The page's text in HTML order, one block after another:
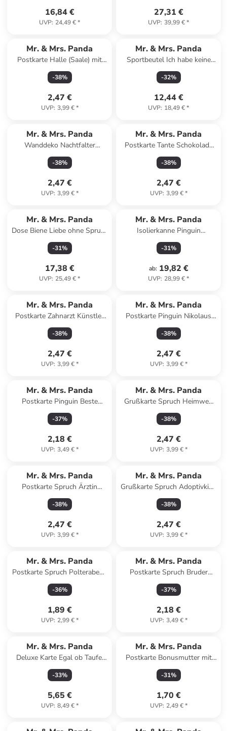
16,84 €
UVP: 24,49 €*
27,31 €
UVP: 39,99 €*
Mr. & Mrs. Panda
Postkarte Halle (Saale) mit
Spruch in Keine Angabe
-38%
2,47 €
UVP: 3,99 €*
Mr. & Mrs. Panda
Sportbeutel Ich habe keine
Zeit.... mit Spruch in Creme
-32%
12,44 €
UVP: 18,49 €*
Mr. & Mrs. Panda
Wanddeko Nachtfalter
Schneemann mit Spruch in
Weiß
-38%
2,47 €
UVP: 3,99 €*
Mr. & Mrs. Panda
Postkarte Tante Schokolade
mit Spruch in Weiß
-38%
2,47 €
UVP: 3,99 €*
Mr. & Mrs. Panda
Dose Biene Liebe ohne Spruch
in Gelb Pastell
-31%
17,38 €
UVP: 25,49 €*
Mr. & Mrs. Panda
Isolierkanne Pinguin
Weihnachtsbaum ohne
Spruch in Transparent
-31%
ab: 19,82 €
UVP: 28,99 €*
Mr. & Mrs. Panda
Postkarte Zahnarzt Künstler
mit Spruch in Weiß
-38%
2,47 €
UVP: 3,99 €*
Mr. & Mrs. Panda
Postkarte Pinguin Nikolaus
mit Spruch in Weiß
-38%
2,47 €
UVP: 3,99 €*
Mr. & Mrs. Panda
Postkarte Pinguin Beste
Großeltern der Welt mit... in
Grau Pastell
-37%
2,18 €
UVP: 3,49 €*
Mr. & Mrs. Panda
Grußkarte Spruch Heimweh
überwinden Mut mit Spruch in
Meeresbrise
-38%
2,47 €
UVP: 3,99 €*
Mr. & Mrs. Panda
Postkarte Spruch Ärztin
Superheld mit Spruch in
Meeresbrise
-38%
2,47 €
UVP: 3,99 €*
Mr. & Mrs. Panda
Grußkarte Spruch Adoptivkind
von Herzen mit Spruch in
Weiß
-38%
2,47 €
UVP: 3,99 €*
Mr. & Mrs. Panda
Postkarte Spruch Polterabend
Spaß mit Spruch in
Meeresbrise
-36%
1,89 €
UVP: 2,99 €*
Mr. & Mrs. Panda
Postkarte Spruch Bruder
Superheld mit Spruch in Weiß
-37%
2,18 €
UVP: 3,49 €*
Mr. & Mrs. Panda
Deluxe Karte Egal ob Taufe,
Trauung oder Beerdi... in Grau
Pastell
-33%
5,65 €
UVP: 8,49 €*
Mr. & Mrs. Panda
Postkarte Bonusmutter mit
Spruch in Weiß
-31%
1,70 €
UVP: 2,49 €*